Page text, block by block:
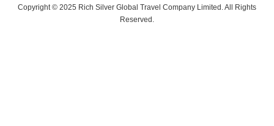
Copyright © 2025 Rich Silver Global Travel Company Limited. All Rights
Reserved.